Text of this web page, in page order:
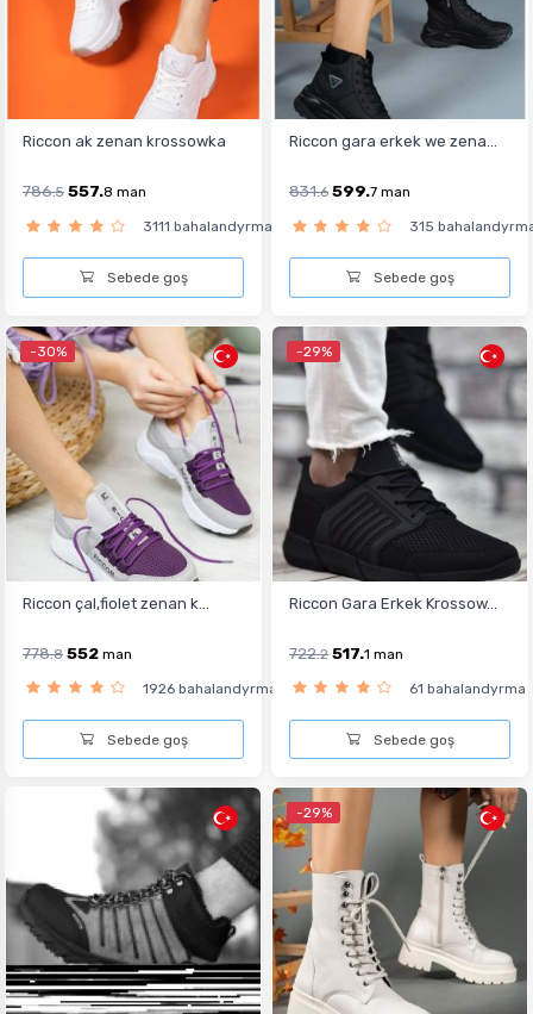
Riccon ak zenan krossowka
786.5 557.8 man
3111 bahalandyrma
Sebede goş
Riccon gara erkek we zena...
831.6 599.7 man
315
Sebede goş
-30%
Riccon çal,fiolet zenan k...
778.8 552 man
1926 bahalandyrma
Sebede goş
-29%
Riccon Gara Erkek Krossow...
722.2 517.1 man
61 bahalandyrma
Sebede goş
-29%